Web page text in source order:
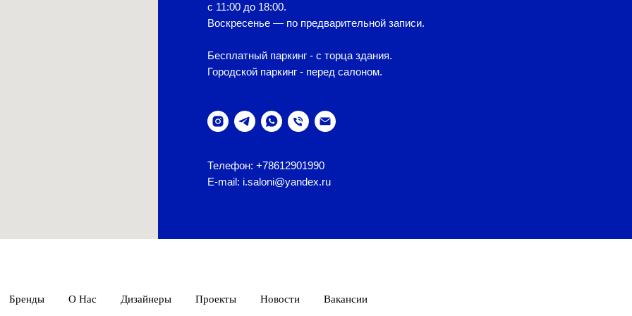
с 11:00 до 18:00.
Воскресенье — по предварительной записи.
Бесплатный паркинг - с торца здания.
Городской паркинг - перед салоном.
Телефон: +78612901990
E-mail: i.saloni@yandex.ru
Бренды О Нас Дизайнеры Проекты Новости Вакансии